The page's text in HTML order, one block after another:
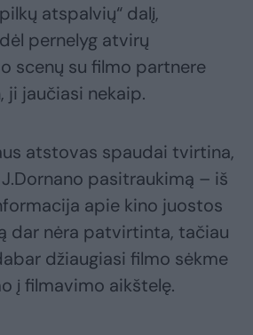
atspalvių“ dalį,
pernelyg atvirų
scenų su filmo partnere
ji jaučiasi nekaip.
atstovas spaudai tvirtina,
pasitraukimą – iš
apie kino juostos
dar nėra patvirtinta, tačiau
džiaugiasi filmo sėkme
į filmavimo aikštelę.